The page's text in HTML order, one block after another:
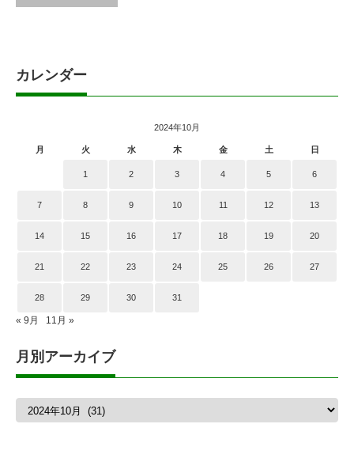
カレンダー
2024年10月
月 火 水 木 金 土 日
1 2 3 4 5 6
7 8 9 10 11 12 13
14 15 16 17 18 19 20
21 22 23 24 25 26 27
28 29 30 31
« 9月 11月 »
月別アーカイブ
月